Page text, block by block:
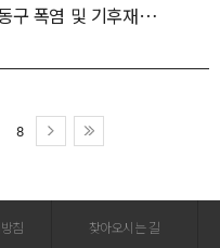
[광주 동구]박현정 동구의원, 광주 동구 폭염 및 기후재난 대응 정책토론회 개최
8
침 찾아오시는 길